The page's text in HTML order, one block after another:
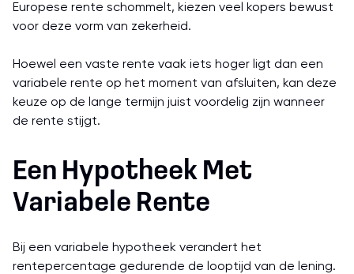
Europese rente schommelt, kiezen veel kopers bewust
voor deze vorm van zekerheid.
Hoewel een vaste rente vaak iets hoger ligt dan een
variabele rente op het moment van afsluiten, kan deze
keuze op de lange termijn juist voordelig zijn wanneer
de rente stijgt.
Een Hypotheek Met
Variabele Rente
Bij een variabele hypotheek verandert het
rentepercentage gedurende de looptijd van de lening.